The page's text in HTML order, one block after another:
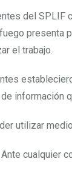
del
presenta
el trabajo.
información
utilizar
cualquier